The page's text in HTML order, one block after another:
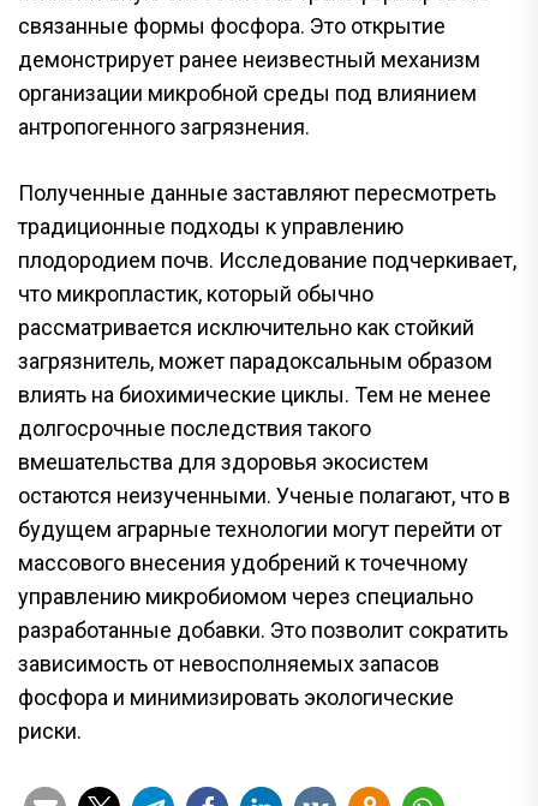
связанные формы фосфора. Это открытие
демонстрирует ранее неизвестный механизм
организации микробной среды под влиянием
антропогенного загрязнения.
Полученные данные заставляют пересмотреть
традиционные подходы к управлению
плодородием почв. Исследование подчеркивает,
что микропластик, который обычно
рассматривается исключительно как стойкий
загрязнитель, может парадоксальным образом
влиять на биохимические циклы. Тем не менее
долгосрочные последствия такого
вмешательства для здоровья экосистем
остаются неизученными. Ученые полагают, что в
будущем аграрные технологии могут перейти от
массового внесения удобрений к точечному
управлению микробиомом через специально
разработанные добавки. Это позволит сократить
зависимость от невосполняемых запасов
фосфора и минимизировать экологические
риски.